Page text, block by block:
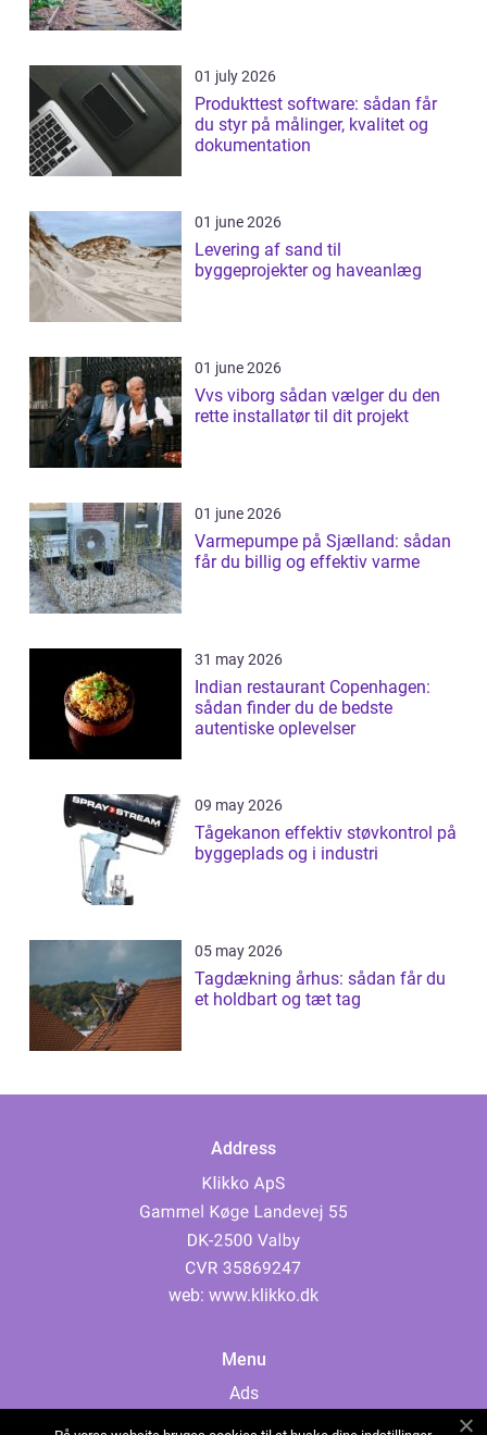
01 july 2026
Produkttest software: sådan får
du styr på målinger, kvalitet og
dokumentation
01 june 2026
Levering af sand til
byggeprojekter og haveanlæg
01 june 2026
Vvs viborg sådan vælger du den
rette installatør til dit projekt
01 june 2026
Varmepumpe på Sjælland: sådan
får du billig og effektiv varme
31 may 2026
Indian restaurant Copenhagen:
sådan finder du de bedste
autentiske oplevelser
09 may 2026
Tågekanon effektiv støvkontrol på
byggeplads og i industri
05 may 2026
Tagdækning århus: sådan får du
et holdbart og tæt tag
Address
web: www.klikko.dk
Menu
Ads